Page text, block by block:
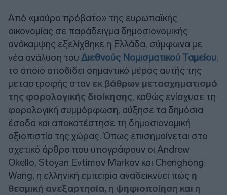
Από «μαύρο πρόβατο» της ευρωπαϊκής
οικονομίας σε παράδειγμα δημοσιονομικής
ανάκαμψης εξελίχθηκε η Ελλάδα, σύμφωνα με
νέα ανάλυση του Διεθνούς Νομισματικού Ταμείου,
το οποίο αποδίδει σημαντικό μέρος αυτής της
μεταστροφής στον εκ βάθρων μετασχηματισμό
της φορολογικής διοίκησης, καθώς ενίσχυσε τη
φορολογική συμμόρφωση, αύξησε τα δημόσια
έσοδα και αποκατέστησε τη δημοσιονομική
αξιοπιστία της χώρας. Όπως επισημαίνεται στο
σχετικό άρθρο που υπογράφουν οι Andrew
Okello, Stoyan Evtimov Markov και Chenghong
Wang, η ελληνική εμπειρία αναδεικνύει πώς η
θεσμική ανεξαρτησία, η ψηφιοποίηση και η